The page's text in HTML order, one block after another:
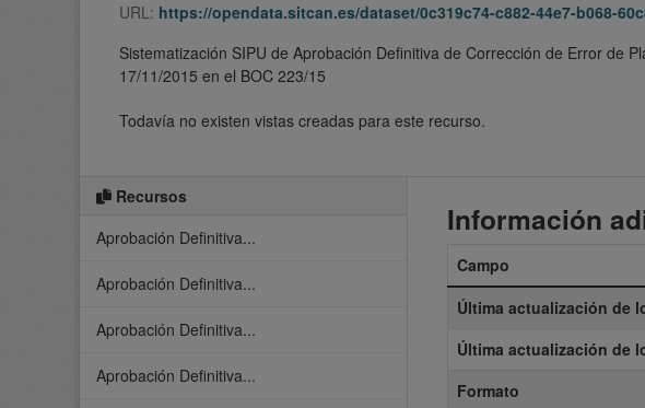
URL: https://opendata.sitcan.es/dataset/0c319c74-c882-44e7-b068-
Sistematización SIPU de Aprobación Definitiva de Corrección de Error de
17/11/2015 en el BOC 223/15
Todavía no existen vistas creadas para este recurso.
Recursos
Aprobación Definitiva...
Aprobación Definitiva...
Aprobación Definitiva...
Aprobación Definitiva...
Información
Campo
Última actualización de
Última actualización de
Formato